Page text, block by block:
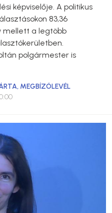
képviselője. A politikus
83,36
mellett a legtöbb
polgármester is
, MEGBÍZÓLEVÉL